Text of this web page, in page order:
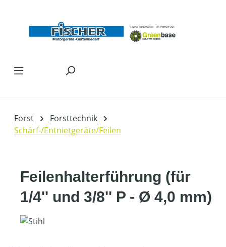
Forst
Forsttechnik
Schärf-/Entnietgeräte/Feilen
Feilenhalterführung (für
1/4'' und 3/8'' P - Ø 4,0 mm)